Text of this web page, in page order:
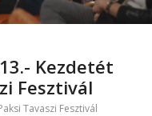
Kezdetét
Fesztivál
Tavaszi Fesztivál